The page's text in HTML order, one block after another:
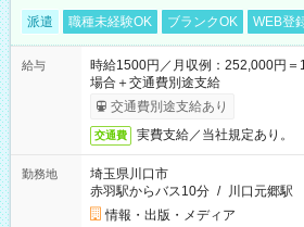
派遣 職種未経験OK ブランクOK WEB登
給与
時給1500円／月収例：252,000円
場合＋交通費別途支給
交通費別途支給あり
交通費 実費支給／当社規定あり。
勤務地
埼玉県川口市
赤羽駅からバス10分 / 川口元郷駅
情報・出版・メディア